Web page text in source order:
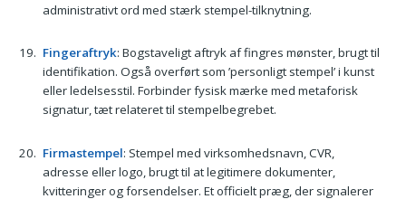
administrativt ord med stærk stempel-tilknytning.
Fingeraftryk: Bogstaveligt aftryk af fingres mønster, brugt til
identifikation. Også overført som ’personligt stempel’ i kunst
eller ledelsesstil. Forbinder fysisk mærke med metaforisk
signatur, tæt relateret til stempelbegrebet.
Firmastempel: Stempel med virksomhedsnavn, CVR,
adresse eller logo, brugt til at legitimere dokumenter,
kvitteringer og forsendelser. Et officielt præg, der signalerer